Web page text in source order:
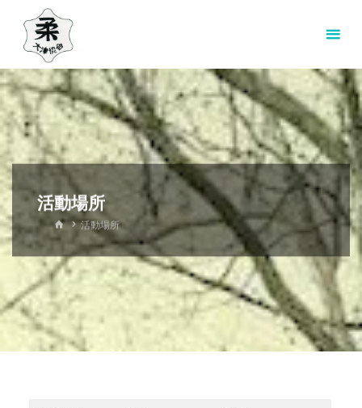
ン
ツ
へ
ス
キ
ッ
プ
活動場所
ホ 活動場所